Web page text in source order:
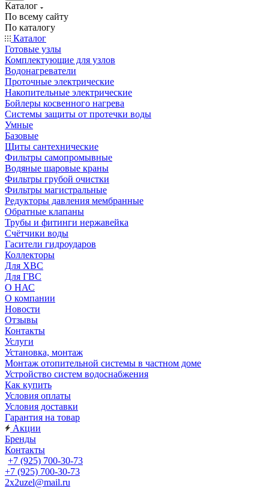
Каталог
По всему сайту
По каталогу
Каталог
Готовые узлы
Комплектующие для узлов
Водонагреватели
Проточные электрические
Накопительные электрические
Бойлеры косвенного нагрева
Системы защиты от протечки воды
Умные
Базовые
Щиты сантехнические
Фильтры самопромывные
Водяные шаровые краны
Фильтры грубой очистки
Фильтры магистральные
Редукторы давления мембранные
Обратные клапаны
Трубы и фитинги нержавейка
Счётчики воды
Гасители гидроударов
Коллекторы
Для ХВС
Для ГВС
О НАС
О компании
Новости
Отзывы
Контакты
Услуги
Установка, монтаж
Монтаж отопительной системы в частном доме
Устройство систем водоснабжения
Как купить
Условия оплаты
Условия доставки
Гарантия на товар
Акции
Бренды
Контакты
+7 (925) 700-30-73
+7 (925) 700-30-73
2x2uzel@mail.ru